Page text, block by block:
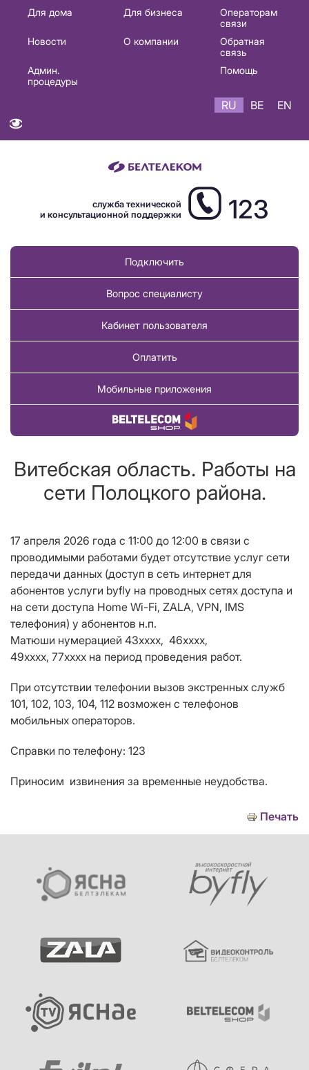
Основная
навигация
Для дома Для бизнеса
Операторам
связи
Новости
О компании
Обратная
связь
Админ.
процедуры
Помощь
RU BE EN
служба технической
и консультационной поддержки
123
Подключить
Вопрос специалисту
Кабинет пользователя
Оплатить
Мобильные приложения
Купить товар
Витебская область. Работы на
сети Полоцкого района.
17 апреля 2026 года с 11:00 до 12:00 в связи с
проводимыми работами будет отсутствие услуг сети
передачи данных (доступ в сеть интернет для
абонентов услуги byfly на проводных сетях доступа и
на сети доступа Home Wi-Fi, ZALA, VPN, IMS
телефония) у абонентов н.п.
Матюши нумерацией 43хххх, 46хххх,
49хххх, 77хххх на период проведения работ.
При отсутствии телефонии вызов экстренных служб
101, 102, 103, 104, 112 возможен с телефонов
мобильных операторов.
Справки по телефону: 123
Приносим извинения за временные неудобства.
Печать